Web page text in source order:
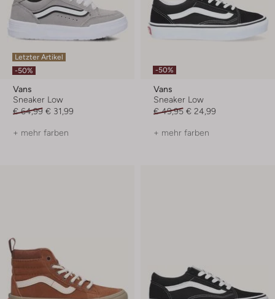
Letzter Artikel
-50%
Vans
Sneaker Low
€ 64,99 € 31,99
+ mehr farben
-50%
Vans
Sneaker Low
€ 49,95 € 24,99
+ mehr farben